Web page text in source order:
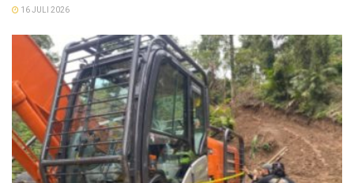
16 JULI 2026